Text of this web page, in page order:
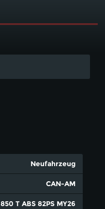
Neufahrzeug
CAN-AM
T ABS 82PS MY26